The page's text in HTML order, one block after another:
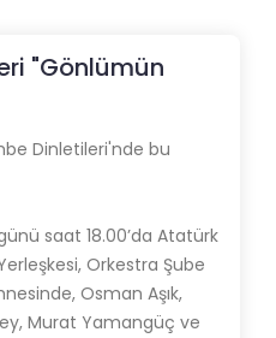
"Gönlümün
Dinletileri'nde bu
saat 18.00’da Atatürk
Orkestra Şube
Osman Aşık,
Murat Yamangüç ve